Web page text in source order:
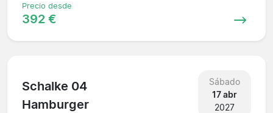
Precio desde
392 €
Schalke 04
Hamburger
Sábado
17 abr
2027